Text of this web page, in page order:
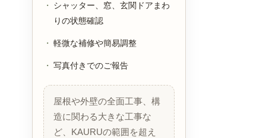
シャッター、窓、玄関ドアまわ
りの状態確認
軽微な補修や簡易調整
写真付きでのご報告
屋根や外壁の全面工事、構
造に関わる大きな工事な
ど、KAURUの範囲を超え